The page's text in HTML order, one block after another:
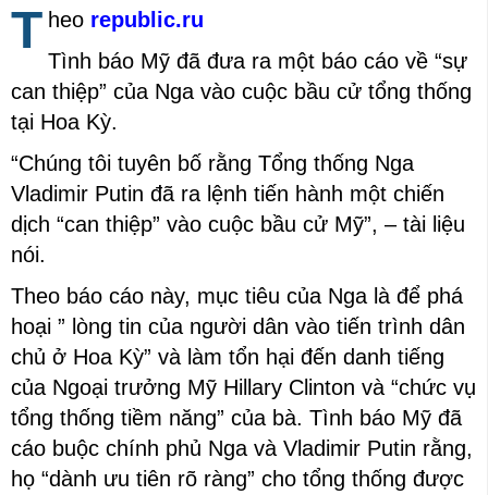
T heo republic.ru
Tình báo Mỹ đã đưa ra một báo cáo về “sự
can thiệp” của Nga vào cuộc bầu cử tổng thống
tại Hoa Kỳ.
“Chúng tôi tuyên bố rằng Tổng thống Nga
Vladimir Putin đã ra lệnh tiến hành một chiến
dịch “can thiệp” vào cuộc bầu cử Mỹ”, – tài liệu
nói.
Theo báo cáo này, mục tiêu của Nga là để phá
hoại ” lòng tin của người dân vào tiến trình dân
chủ ở Hoa Kỳ” và làm tổn hại đến danh tiếng
của Ngoại trưởng Mỹ Hillary Clinton và “chức vụ
tổng thống tiềm năng” của bà. Tình báo Mỹ đã
cáo buộc chính phủ Nga và Vladimir Putin rằng,
họ “dành ưu tiên rõ ràng” cho tổng thống được